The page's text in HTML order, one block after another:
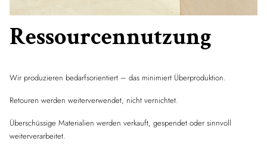
Ressourcennutzung
Wir produzieren bedarfsorientiert – das minimiert Überproduktion.
Retouren werden weiterverwendet, nicht vernichtet.
Überschüssige Materialien werden verkauft, gespendet oder sinnvoll
weiterverarbeitet.